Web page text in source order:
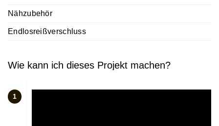
Nähzubehör
Endlosreißverschluss
Wie kann ich dieses Projekt machen?
1